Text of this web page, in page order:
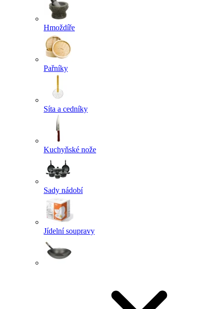
Hmoždíře
Pařníky
Síta a cedníky
Kuchyňské nože
Sady nádobí
Jídelní soupravy